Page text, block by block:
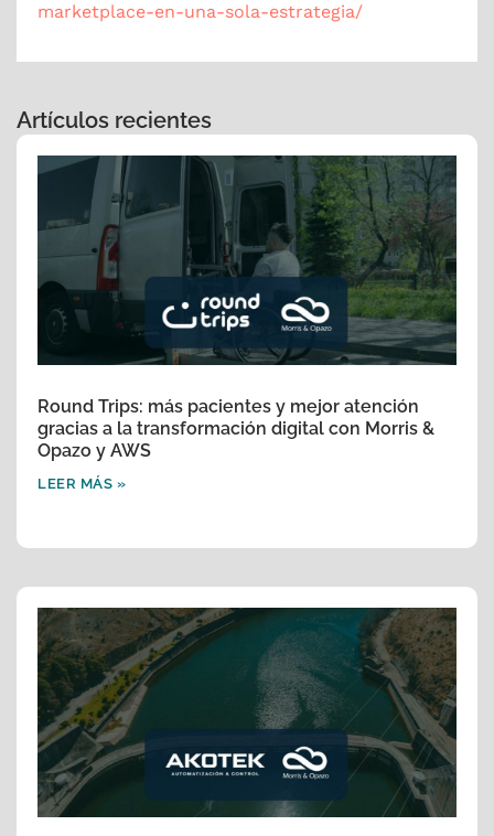
marketplace-en-una-sola-estrategia/
Artículos recientes
Round Trips: más pacientes y mejor atención
gracias a la transformación digital con Morris &
Opazo y AWS
LEER MÁS »